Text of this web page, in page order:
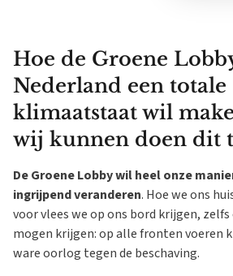
Hoe de Groene
Nederland een totale
klimaatstaat wil
wij kunnen doen dit
De Groene Lobby wil heel onze
ingrijpend veranderen. Hoe we ons
voor vlees we op ons bord krijgen,
mogen krijgen: op alle fronten voeren
ware oorlog tegen de beschaving.